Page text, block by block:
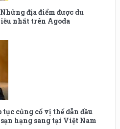
địa điểm được du
nhất trên Agoda
tục củng cố vị thế dẫn đầu
hạng sang tại Việt Nam